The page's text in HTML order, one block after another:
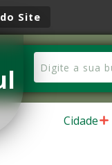
Site
Cidade